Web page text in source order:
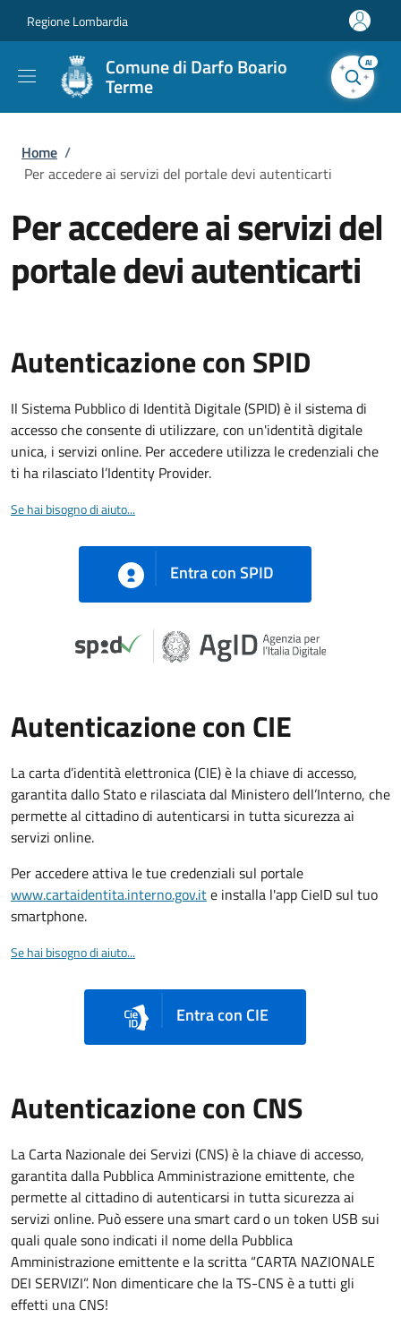
Regione Lombardia
Comune di Darfo Boario
Terme
AI
Briciole di pane
Home /
Per accedere ai servizi del portale devi autenticarti
Per accedere ai servizi del
portale devi autenticarti
Autenticazione con SPID
Il Sistema Pubblico di Identità Digitale (SPID) è il sistema di
accesso che consente di utilizzare, con un'identità digitale
unica, i servizi online. Per accedere utilizza le credenziali che
ti ha rilasciato l’Identity Provider.
Se hai bisogno di aiuto...
Entra con SPID
Autenticazione con CIE
La carta d’identità elettronica (CIE) è la chiave di accesso,
garantita dallo Stato e rilasciata dal Ministero dell’Interno, che
permette al cittadino di autenticarsi in tutta sicurezza ai
servizi online.
Per accedere attiva le tue credenziali sul portale
www.cartaidentita.interno.gov.ite installa l'app CieID sul tuo
smartphone.
Se hai bisogno di aiuto...
Entra con CIE
Autenticazione con CNS
La Carta Nazionale dei Servizi (CNS) è la chiave di accesso,
garantita dalla Pubblica Amministrazione emittente, che
permette al cittadino di autenticarsi in tutta sicurezza ai
servizi online. Può essere una smart card o un token USB sui
quali quale sono indicati il nome della Pubblica
Amministrazione emittente e la scritta “CARTA NAZIONALE
DEI SERVIZI”. Non dimenticare che la TS-CNS è a tutti gli
effetti una CNS!